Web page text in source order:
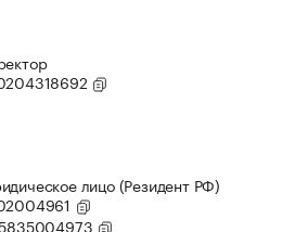
лицо (Резидент РФ)